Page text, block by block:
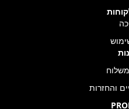
והחזרות